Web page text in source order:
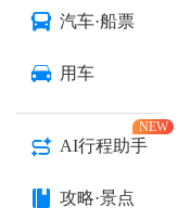
汽车·船票
用车
AI行程助手
NEW
攻略·景点